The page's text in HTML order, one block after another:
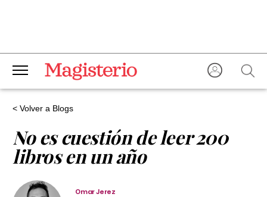
< Volver a Blogs
No es cuestión de leer 200
libros en un año
Omar Jerez